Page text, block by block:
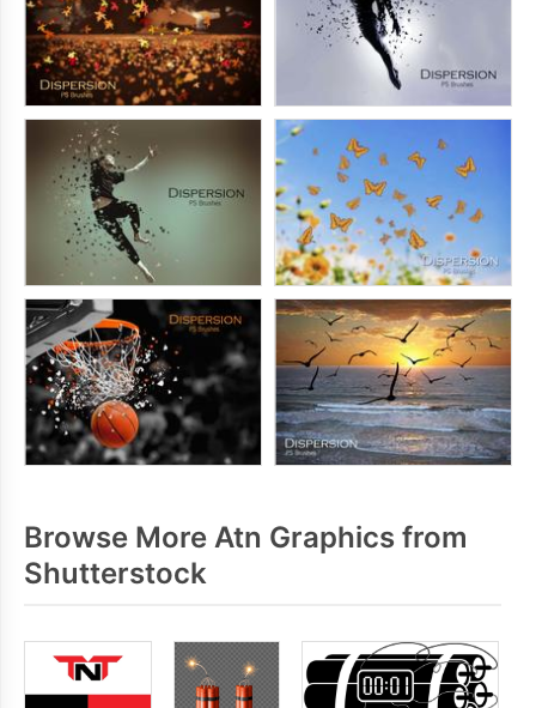
Browse More Atn Graphics from
Shutterstock